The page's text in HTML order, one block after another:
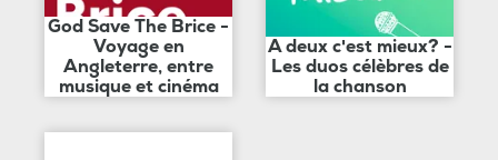
God Save The Brice -
Voyage en
Angleterre, entre
musique et cinéma
A deux c'est mieux? -
Les duos célèbres de
la chanson